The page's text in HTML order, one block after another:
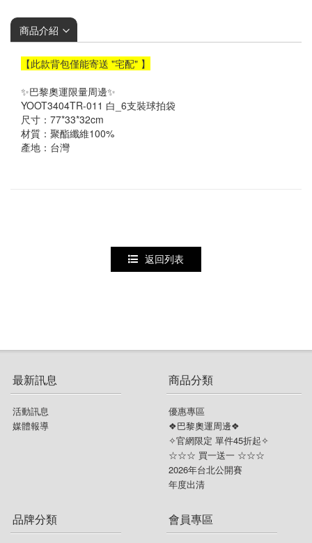
商品介紹
【此款背包僅能寄送 "宅配" 】
✨巴黎奧運限量周邊✨
YOOT3404TR-011 白_6支裝球拍袋
尺寸：77*33*32cm
材質：聚酯纖維100%
產地：台灣
返回列表
最新訊息
活動訊息
媒體報導
商品分類
優惠專區
❖巴黎奧運周邊❖
✧官網限定 單件45折起✧
☆☆☆ 買一送一 ☆☆☆
2026年台北公開賽
年度出清
品牌分類 會員專區